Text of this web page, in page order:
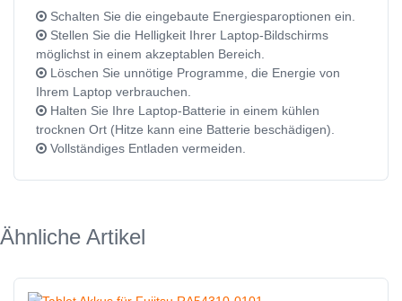
Schalten Sie die eingebaute Energiesparoptionen ein.
Stellen Sie die Helligkeit Ihrer Laptop-Bildschirms
möglichst in einem akzeptablen Bereich.
Löschen Sie unnötige Programme, die Energie von
Ihrem Laptop verbrauchen.
Halten Sie Ihre Laptop-Batterie in einem kühlen
trocknen Ort (Hitze kann eine Batterie beschädigen).
Vollständiges Entladen vermeiden.
Ähnliche Artikel